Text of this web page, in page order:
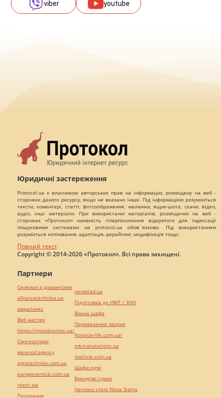
viber youtube
Юридичні застереження
Protocol.ua є власником авторських прав на інформацію, розміщену на веб -
сторінках даного ресурсу, якщо не вказано інше. Під інформацією розуміються
тексти, коментарі, статті, фотозображення, малюнки, ящик-шота, скани, відео,
аудіо, інші матеріали. При використанні матеріалів, розміщених на веб -
сторінках «Протокол» наявність гіперпосилання відкритого для індексації
пошуковими системами на protocol.ua обов`язкове. Під використанням
розуміється копіювання, адаптація, рерайтинг, модифікація тощо.
Повний текст
Copyright © 2014-2026 «Протокол». Всі права захищені.
Партнери
Сережки з діамантами
alliancetechnika.ua
миралинкс
Веб мастер
https://motokosmos.ua/
Синтезатори
perevod.agency
agrotechnika.com.ua
europeservice.com.ua
текст юа
Посилання
pereklad.ua
Підготовка до НМТ / ЗНО
Винна шафа
Перевезення хворих
hospice-life.com.ua/
mk-translations.ua
maltina.com.ua
Шафи купе
Брендові сумки
Натяжні стелі Nova Stelya